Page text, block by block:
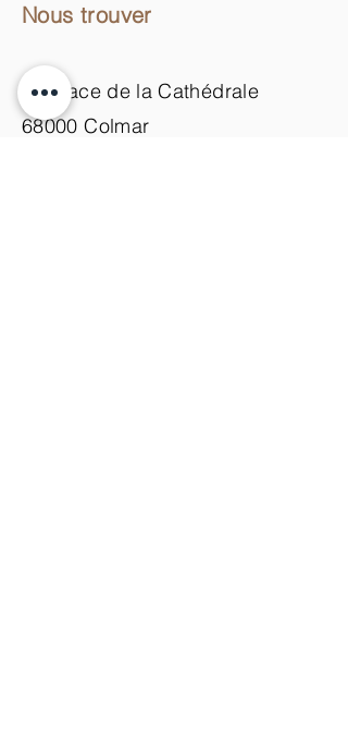
Nous trouver
11 Place de la Cathédrale
68000 Colmar